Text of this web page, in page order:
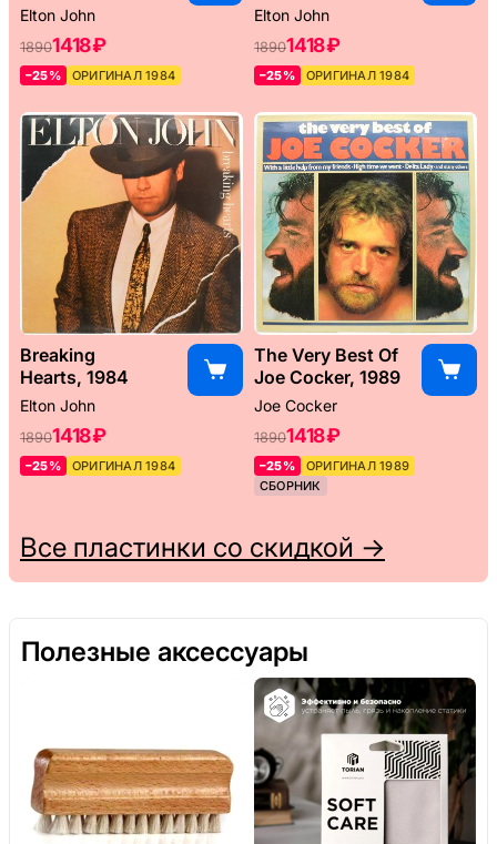
Elton John
18901418 ₽
–25% ОРИГИНАЛ 1984
Elton John
18901418 ₽
–25% ОРИГИНАЛ 1984
Breaking
Hearts, 1984
Elton John
18901418 ₽
–25% ОРИГИНАЛ 1984
The Very Best Of
Joe Cocker, 1989
Joe Cocker
18901418 ₽
–25%
ОРИГИНАЛ 1989
СБОРНИК
Все пластинки со скидкой →
Полезные аксессуары